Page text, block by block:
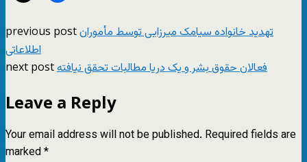
previous postتهدید خانواده سیامک میرزایی توسط مأموران
اطلاعاتی
next postفعالان حقوق بشر و یک دریا مطالبات تحقق نیافته
Leave a Reply
Your email address will not be published. Required fields are
marked*